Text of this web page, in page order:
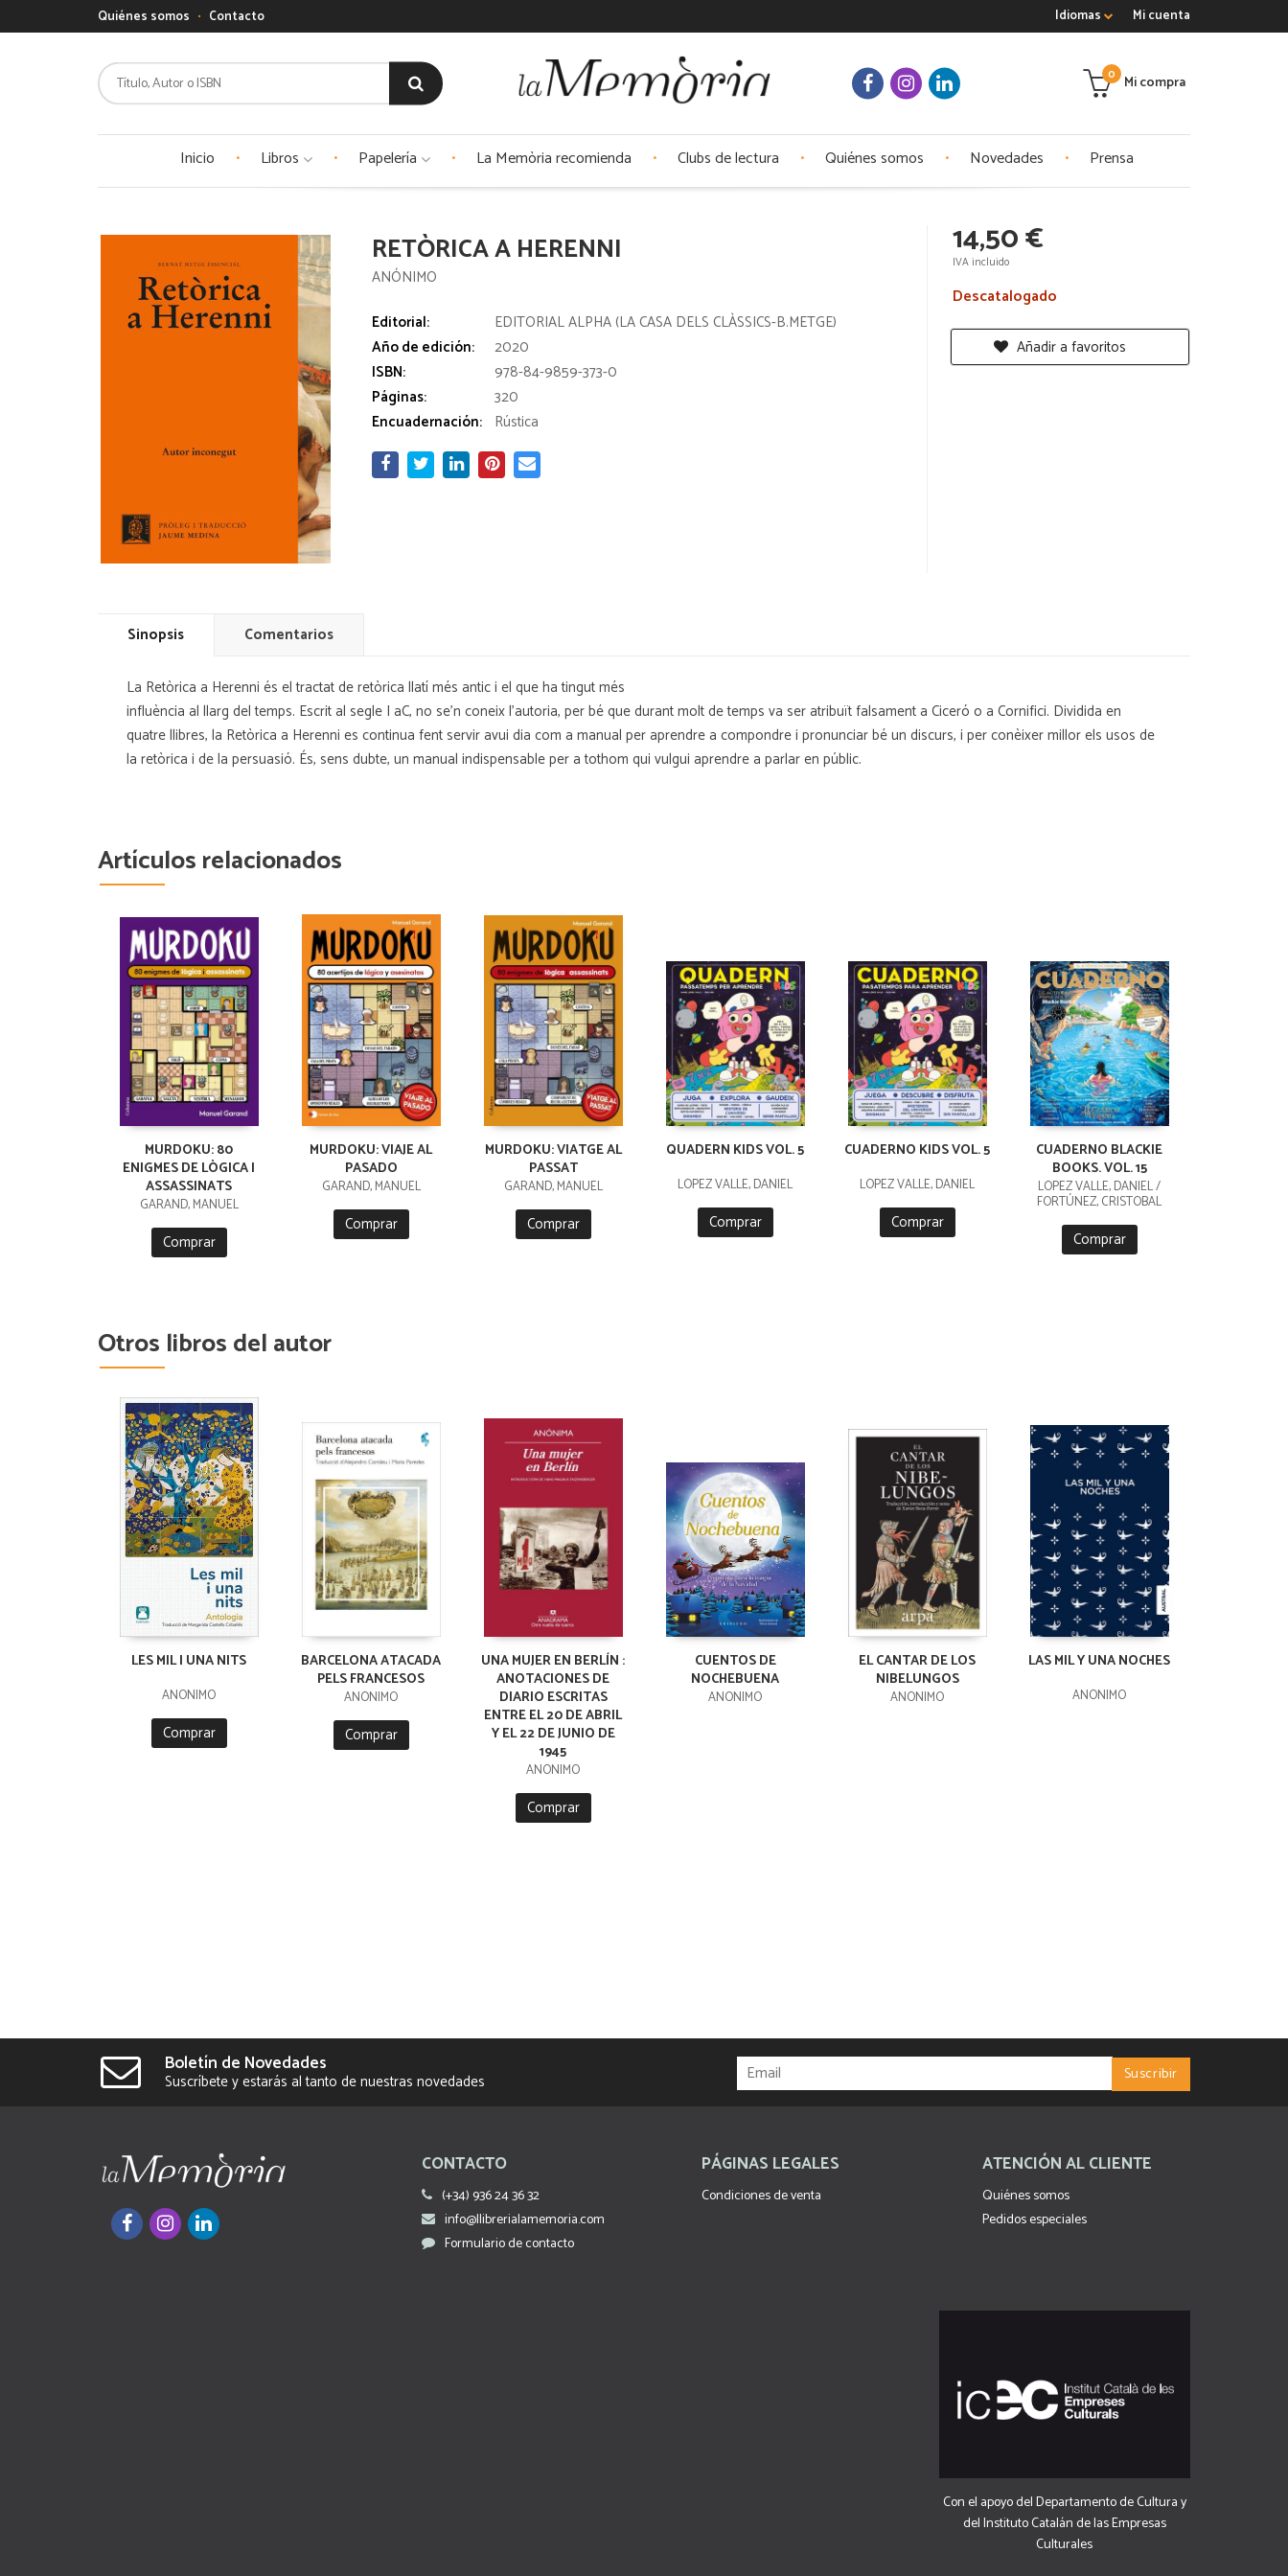
Mi cuenta
Idiomas
Quiénes somos Contacto
Mi compra
0
Inicio Libros Papelería La Memòria recomienda Clubs de lectura Quiénes somos Novedades Prensa
RETÒRICA A HERENNI
ANÓNIMO
Editorial:
EDITORIAL ALPHA (LA CASA DELS CLÀSSICS-B.METGE)
Año de edición:
2020
ISBN:
978-84-9859-373-0
Páginas:
320
Encuadernación: Rústica
14,50 €
IVA incluido
Descatalogado
Añadir a favoritos
Sinopsis Comentarios
La Retòrica a Herenni és el tractat de retòrica llatí més antic i el que ha tingut més
influència al llarg del temps. Escrit al segle I aC, no se'n coneix l'autoria, per bé que durant molt de temps va ser atribuït falsament a Ciceró o a Cornifici. Dividida en
quatre llibres, la Retòrica a Herenni es continua fent servir avui dia com a manual per aprendre a compondre i pronunciar bé un discurs, i per conèixer millor els usos de
la retòrica i de la persuasió. És, sens dubte, un manual indispensable per a tothom qui vulgui aprendre a parlar en públic.
Artículos relacionados
MURDOKU: 80
ENIGMES DE LÒGICA I
ASSASSINATS
GARAND, MANUEL
Comprar
MURDOKU: VIAJE AL
PASADO
GARAND, MANUEL
Comprar
MURDOKU: VIATGE AL
PASSAT
GARAND, MANUEL
Comprar
QUADERN KIDS VOL. 5
LÓPEZ VALLE, DANIEL
Comprar
CUADERNO KIDS VOL. 5
LÓPEZ VALLE, DANIEL
Comprar
CUADERNO BLACKIE
BOOKS. VOL. 15
LÓPEZ VALLE, DANIEL /
FORTÚNEZ, CRISTOBAL
Comprar
Otros libros del autor
LES MIL I UNA NITS
ANONIMO
Comprar
BARCELONA ATACADA
PELS FRANCESOS
ANÓNIMO
Comprar
UNA MUJER EN BERLÍN :
ANOTACIONES DE
DIARIO ESCRITAS
ENTRE EL 20 DE ABRIL
Y EL 22 DE JUNIO DE
1945
ANÓNIMO
Comprar
CUENTOS DE
NOCHEBUENA
ANONIMO
EL CANTAR DE LOS
NIBELUNGOS
ANÓNIMO
LAS MIL Y UNA NOCHES
ANÓNIMO
Boletín de Novedades
Suscríbete y estarás al tanto de nuestras novedades
CONTACTO
(+34) 936 24 36 32
info@llibrerialamemoria.com
Formulario de contacto
PÁGINAS LEGALES
Condiciones de venta
ATENCIÓN AL CLIENTE
Quiénes somos
Pedidos especiales
Con el apoyo del Departamento de Cultura y
del Instituto Catalán de las Empresas
Culturales